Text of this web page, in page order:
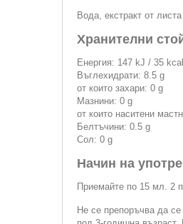
Вода, екстракт от
Хранителни
Енергия: 147 kJ / 35 kcal
Въглехидрати: 8.5 g
от които захари: 0 g
Мазнини: 0 g
от които наситени
Белтъчини: 0.5 g
Сол: 0 g
Начин на
Приемайте по 15 мл. 2
Не се препоръчва да